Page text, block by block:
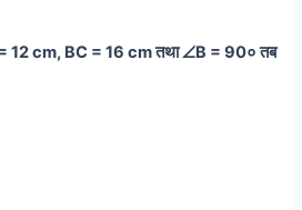
12 cm, BC = 16 cm तथा ∠B = 90० तब